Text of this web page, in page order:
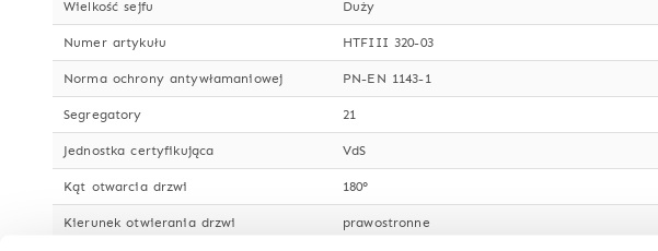
Wielkość sejfu Duży
Numer artykułu HTFIII 320-03
Norma ochrony antywłamaniowej PN-EN 1143-1
Segregatory 21
Jednostka certyfikująca VdS
Kąt otwarcia drzwi 180°
Kierunek otwierania drzwi prawostronne